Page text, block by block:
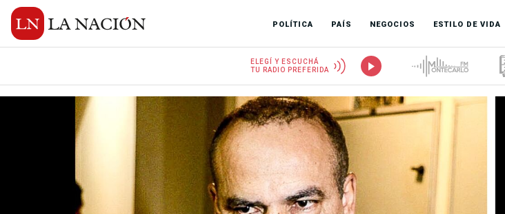
POLÍTICA PAÍS NEGOCIOS ESTILO DE VIDA
ELEGÍ Y ESCUCHÁ
TU RADIO PREFERIDA